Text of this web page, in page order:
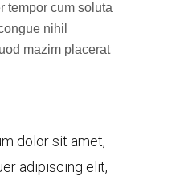
tempor cum soluta
nihil
mazim placerat
dolor sit amet,
adipiscing elit,